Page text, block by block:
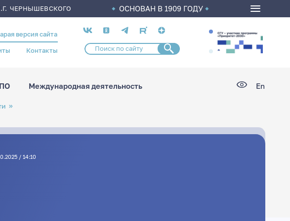
ЧЕРНЫШЕВСКОГО ОСНОВАН В 1909 ГОДУ
версия сайта
Контакты
Социальные
сети
Международная деятельность En
/ 14:10